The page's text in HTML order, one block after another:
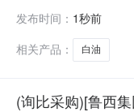
发布时间： 1秒前
相关产品：
白油
(询比采购)[鲁西